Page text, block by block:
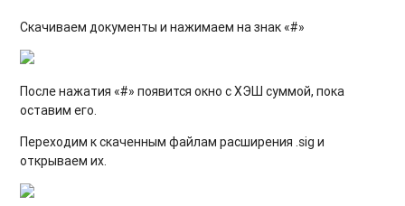
​Скачиваем документы и нажимаем на знак «#»
После нажатия «#» появится окно с ХЭШ суммой, пока
оставим его.
Переходим к скаченным файлам расширения .sig и
открываем их.